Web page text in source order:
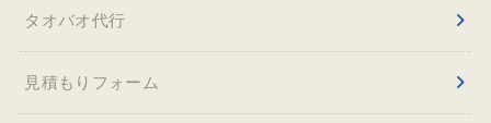
タオバオ代行
見積もりフォーム